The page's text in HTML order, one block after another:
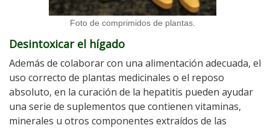
Foto de comprimidos de plantas.
Desintoxicar el hígado
Además de colaborar con una alimentación adecuada, el
uso correcto de plantas medicinales o el reposo
absoluto, en la curación de la hepatitis pueden ayudar
una serie de suplementos que contienen vitaminas,
minerales u otros componentes extraídos de las